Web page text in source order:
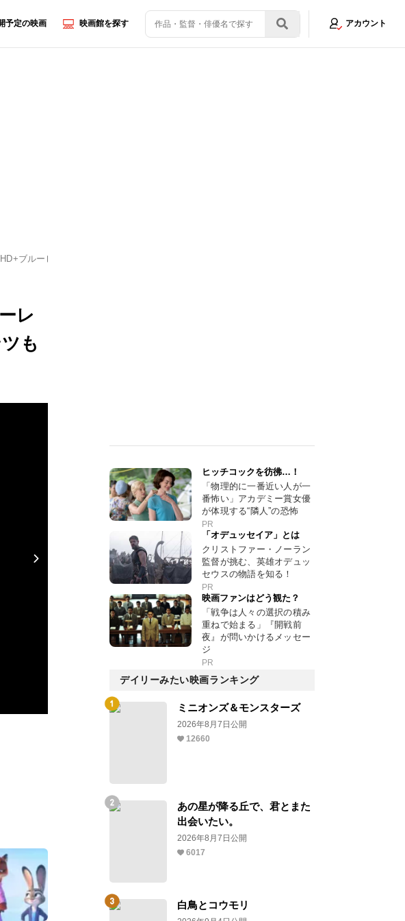
予定の映画 映画館を探す アカウント
ブルーレイなど4形態が5月20日発売決定！ボーナスコンテンツも満載
レ
も
ヒッチコックを彷彿…！
「物理的に一番近い人が一
番怖い」アカデミー賞女優
が体現する“隣人”の恐怖
PR
「オデュッセイア」とは
クリストファー・ノーラン
監督が挑む、英雄オデュッ
セウスの物語を知る！
PR
映画ファンはどう観た？
「戦争は人々の選択の積み
重ねで始まる」『開戦前
夜』が問いかけるメッセー
ジ
PR
デイリーみたい映画ランキング
ミニオンズ＆モンスターズ
2026年8月7日公開
12660
あの星が降る丘で、君とまた
出会いたい。
2026年8月7日公開
6017
白鳥とコウモリ